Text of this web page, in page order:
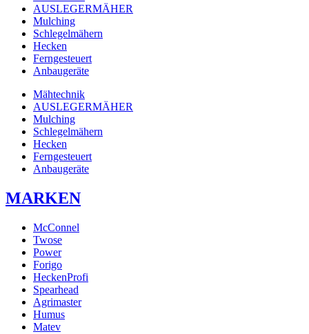
AUSLEGERMÄHER
Mulching
Schlegelmähern
Hecken
Ferngesteuert
Anbaugeräte
Mähtechnik
AUSLEGERMÄHER
Mulching
Schlegelmähern
Hecken
Ferngesteuert
Anbaugeräte
MARKEN
McConnel
Twose
Power
Forigo
HeckenProfi
Spearhead
Agrimaster
Humus
Matev